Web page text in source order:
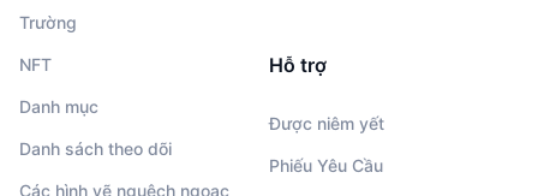
Trường
NFT
Danh mục
Danh sách theo dõi
Các hình vẽ nguệch ngoạc
Hỗ trợ
Được niêm yết
Phiếu Yêu Cầu